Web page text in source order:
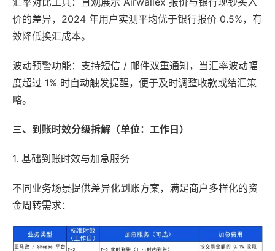
价的差异，2024 年用户实测平均优于银行报价 0.5%，有
效降低换汇成本。
波动预警功能：支持短信 / 邮件双重通知，当汇率波动幅
度超过 1% 时自动触发提醒，便于及时调整收款或结汇策
略。
三、到账时效分级拆解（单位：工作日）
1. 基础到账时效与加急服务
不同业务场景提供差异化到账方案，满足商户多样化的资
金周转需求：